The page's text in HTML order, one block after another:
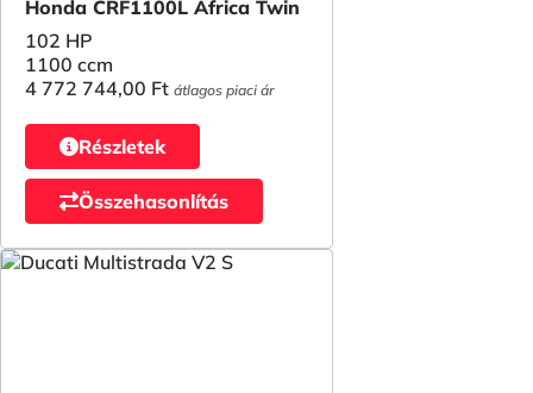
Honda CRF1100L Africa Twin
102 HP
1100 ccm
4 772 744,00 Ft átlagos piaci ár
Részletek
Összehasonlítás